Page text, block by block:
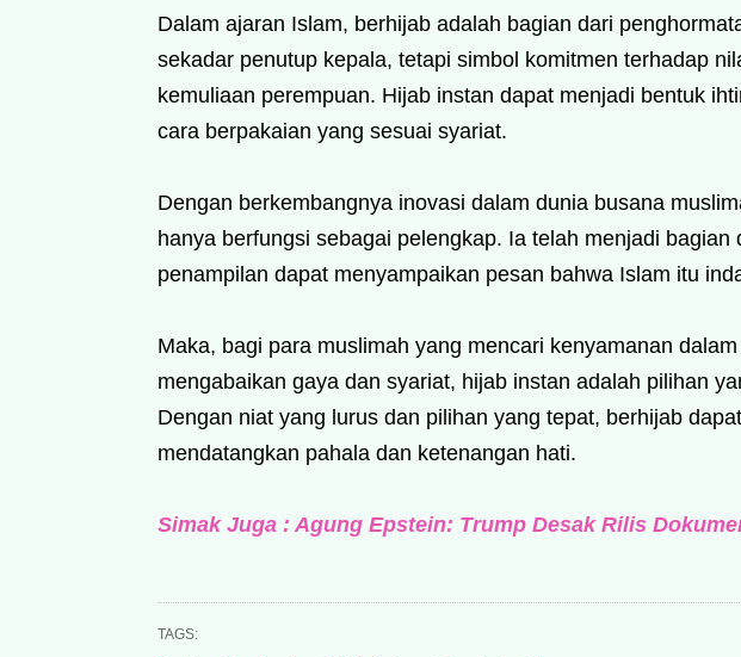
Dalam ajaran Islam, berhijab adalah bagian dari
sekadar penutup kepala, tetapi simbol komitmen terhadap
kemuliaan perempuan. Hijab instan dapat menjadi bentuk
cara berpakaian yang sesuai syariat.
Dengan berkembangnya inovasi dalam dunia busana
hanya berfungsi sebagai pelengkap. Ia telah menjadi bagian
penampilan dapat menyampaikan pesan bahwa Islam itu
Maka, bagi para muslimah yang mencari kenyamanan
mengabaikan gaya dan syariat, hijab instan adalah pilihan
Dengan niat yang lurus dan pilihan yang tepat, berhijab
mendatangkan pahala dan ketenangan hati.
Simak Juga : Agung Epstein: Trump Desak Rilis
TAGS: